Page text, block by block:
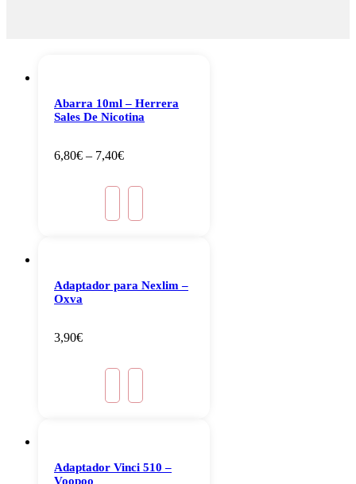
Abarra 10ml – Herrera
Sales De Nicotina
6,80€ – 7,40€
Adaptador para Nexlim –
Oxva
3,90€
Adaptador Vinci 510 –
Voopoo